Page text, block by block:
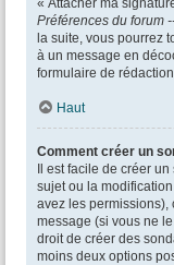
« Attacher ma
Préférences du forum
la suite, vous pourrez
à un message en
formulaire de
Haut
Comment créer un
Il est facile de créer
sujet ou la
avez les permissions),
message (si vous ne
droit de créer des
moins deux options